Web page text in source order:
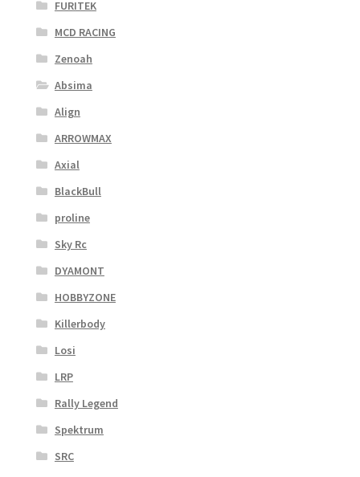
FURITEK
MCD RACING
Zenoah
Absima
Align
ARROWMAX
Axial
BlackBull
proline
Sky Rc
DYAMONT
HOBBYZONE
Killerbody
Losi
LRP
Rally Legend
Spektrum
SRC